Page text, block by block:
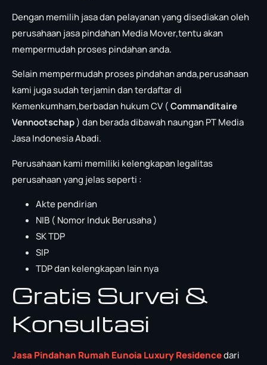
Dengan memilih jasa dan pelayanan yang disediakan oleh
perusahaan jasa pindahan Media Mover,tentu akan
mempermudah proses pindahan anda.
Selain mempermudah proses pindahan anda,perusahaan
kami juga sudah terjamin dan terdaftar di
Kemenkumham,berbadan hukum CV (Commanditaire
Vennootschap) dan berada dibawah naungan PT Media
Jasa Indonesia Abadi.
Perusahaan kami memiliki kelengkapan legalitas
perusahaan yang jelas seperti :
Akte pendirian
NIB ( Nomor Induk Berusaha )
SK TDP
SIP
TDP dan kelengkapan lain nya
Gratis Survei &
Konsultasi
Jasa Pindahan Rumah Eunoia Luxury Residencedari